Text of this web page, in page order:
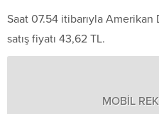
Saat 07.54 itibarıyla Amerikan
satış fiyatı 43,62 TL.
MOBİL